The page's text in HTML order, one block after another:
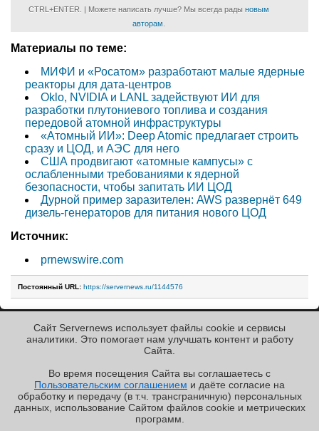
✖
CTRL+ENTER. | Можете написать лучше? Мы всегда рады новым
авторам
Материалы по теме:
МИФИ и «Росатом» разработают малые ядерные
реакторы для дата-центров
Oklo, NVIDIA и LANL задействуют ИИ для
разработки плутониевого топлива и создания
передовой атомной инфраструктуры
«Атомный ИИ»: Deep Atomic предлагает строить
сразу и ЦОД, и АЭС для него
США продвигают «атомные кампусы» с
ослабленными требованиями к ядерной
безопасности, чтобы запитать ИИ ЦОД
Дурной пример заразителен: AWS развернёт 649
дизель-генераторов для питания нового ЦОД
Источник:
prnewswire.com
Постоянный URL: https://servernews.ru/1144576
« Назад к ленте
РЕКЛАМА • ООО «ЛАБОРАТОРИЯ ЧИСЛИТЕЛЬ»
Copyright ©2010-2026
Servernews.Пользовательское
соглашение
Сайт Servernews использует файлы cookie и сервисы
аналитики. Это помогает нам улучшать контент и работу
Cайта.
Во время посещения Cайта вы соглашаетесь с
Пользовательским соглашением и даёте согласие на
обработку и передачу (в т.ч. трансграничную) персональных
данных, использование Cайтом файлов cookie и метрических
программ.